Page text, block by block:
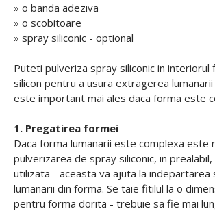
» o banda adeziva
» o scobitoare
» spray siliconic - optional
Puteti pulveriza spray siliconic in interiorul
silicon pentru a usura extragerea
este important mai ales daca forma este
1. Pregatirea formei
Daca forma lumanarii este complexa este
pulverizarea de spray siliconic, in
utilizata - aceasta va ajuta la indepartarea
lumanarii din forma. Se taie fitilul la o
pentru forma dorita - trebuie sa fie mai